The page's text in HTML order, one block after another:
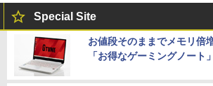
Special Site
お値段そのままでメモリ倍
「お得なゲーミングノート」